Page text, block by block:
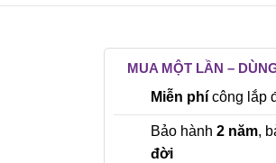
MUA MỘT LẦN –
Miễn phícông lắp
Bảo hành 2 năm,
đời